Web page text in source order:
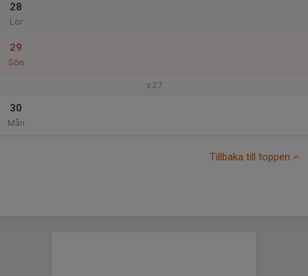
28
Lör
29
Sön
v.27
30
Mån
Tillbaka till toppen